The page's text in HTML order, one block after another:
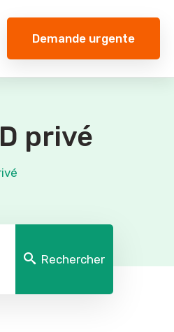
Demande urgente
privé
Rechercher